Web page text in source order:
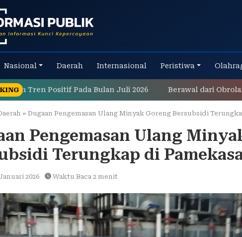
Nasional Daerah Internasional Peristiwa
Positif Pada Bulan Juli 2026 Berawal dari Obrolan, Orang
» Dugaan Pengemasan Ulang Minyak Goreng Bersubsidi
Pengemasan Ulang
Terungkap di
2026 Waktu Baca 2 menit